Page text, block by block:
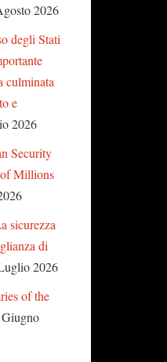
2026
degli Stati
culminata
e
2026
Security
Millions
sicurezza
di
2026
of the